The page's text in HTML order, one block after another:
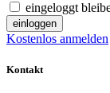
eingeloggt
einloggen
Kostenlos anmelden
Kontakt